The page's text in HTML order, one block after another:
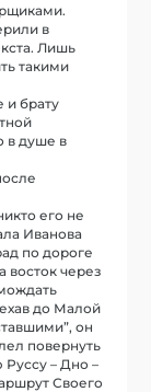
в
Лишь
такими
и брату
в душе в
его не
Иванова
по дороге
восток через
до Малой
он
повернуть
Руссу – Дно –
Своего